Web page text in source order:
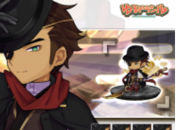
CONTACT